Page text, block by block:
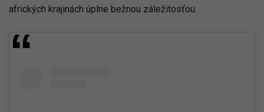
afrických krajinách úplne bežnou záležitosťou.